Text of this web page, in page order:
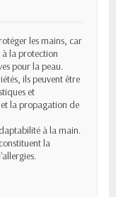
les mains, car
à la protection
pour la peau.
ils peuvent être
et
la propagation de
à la main.
la